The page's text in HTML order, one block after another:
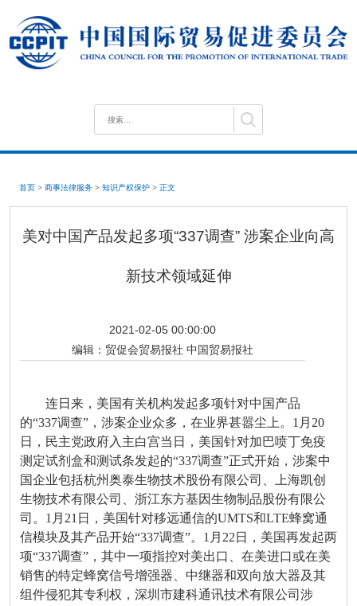
首页 > 商事法律服务 > 知识产权保护 > 正文
美对中国产品发起多项“337调查” 涉案企业向高
新技术领域延伸
2021-02-05 00:00:00
编辑： 贸促会贸易报社 中国贸易报社
连日来，美国有关机构发起多项针对中国产品
的“337调查”，涉案企业众多，在业界甚嚣尘上。1月20
日，民主党政府入主白宫当日，美国针对加巴喷丁免疫
测定试剂盒和测试条发起的“337调查”正式开始，涉案中
国企业包括杭州奥泰生物技术股份有限公司、上海凯创
生物技术有限公司、浙江东方基因生物制品股份有限公
司。1月21日，美国针对移远通信的UMTS和LTE蜂窝通
信模块及其产品开始“337调查”。1月22日，美国再发起两
项“337调查”，其中一项指控对美出口、在美进口或在美
销售的特定蜂窝信号增强器、中继器和双向放大器及其
组件侵犯其专利权，深圳市建科通讯技术有限公司涉